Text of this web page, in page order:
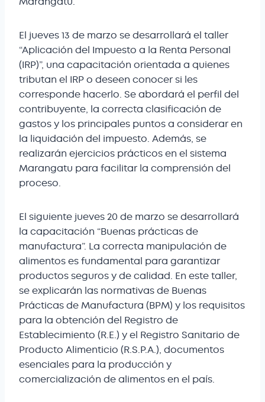
El jueves 13 de marzo se desarrollará el taller
“Aplicación del Impuesto a la Renta Personal
(IRP)”, una capacitación orientada a quienes
tributan el IRP o deseen conocer si les
corresponde hacerlo. Se abordará el perfil del
contribuyente, la correcta clasificación de
gastos y los principales puntos a considerar en
la liquidación del impuesto. Además, se
realizarán ejercicios prácticos en el sistema
Marangatu para facilitar la comprensión del
proceso.
El siguiente jueves 20 de marzo se desarrollará
la capacitación “Buenas prácticas de
manufactura”. La correcta manipulación de
alimentos es fundamental para garantizar
productos seguros y de calidad. En este taller,
se explicarán las normativas de Buenas
Prácticas de Manufactura (BPM) y los requisitos
para la obtención del Registro de
Establecimiento (R.E.) y el Registro Sanitario de
Producto Alimenticio (R.S.P.A.), documentos
esenciales para la producción y
comercialización de alimentos en el país.